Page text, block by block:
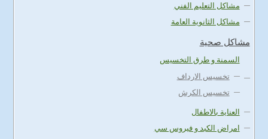
مشاكل التعليم الفني
مشاكل الثانوية العامة
مشاكل صحية
السمنة و طرق التخسيس
تخسيس الارداف
تخسيس الكرش
العناية بالاطفال
امراض الكبد و فيروس سي